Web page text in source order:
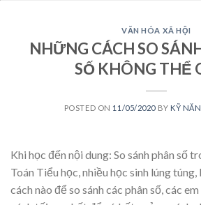
VĂN HÓA XÃ HỘI
NHỮNG CÁCH SO
SỐ KHÔNG THỂ
POSTED ON 11/05/2020 BY KỸ
Khi học đến nội dung: So sánh phân số
Toán Tiểu học, nhiều học sinh lúng
cách nào để so sánh các phân số, các